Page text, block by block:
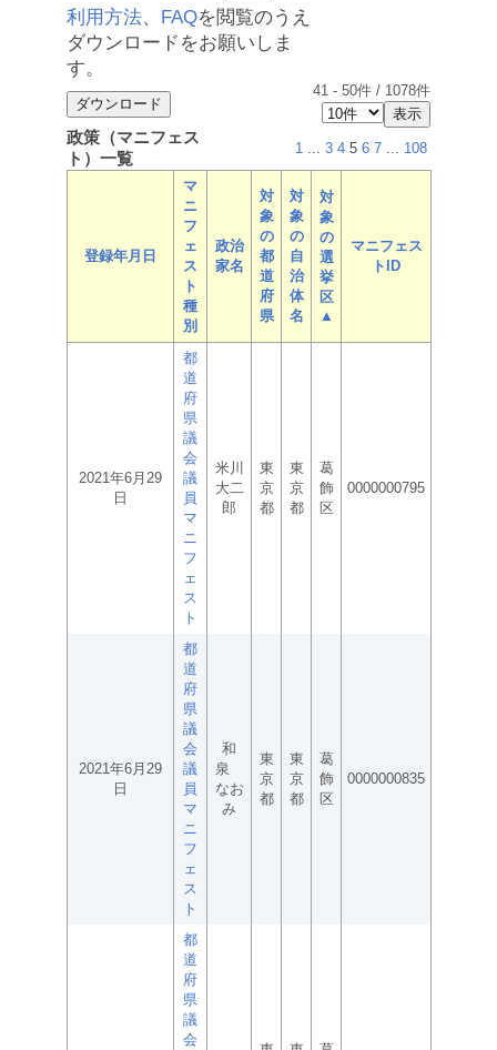
利用方法、 FAQを閲覧のうえ
ダウンロードをお願いしま
す。
41 - 50件 / 1078件
政策（マニフェス
ト）一覧
1 ... 3 4 5 6 7 ... 108
登録年月日
マ
ニ
フ
ェ
ス
ト
種
別
政治
家名
対
象
の
都
道
府
県
対
象
の
自
治
体
名
対
象
の
選
挙
区
▲
マニフェス
トID
2021年6月29
日
都
道
府
県
議
会
議
員
マ
ニ
フ
ェ
ス
ト
米川
大二
郎
東
京
都
東
京
都
葛
飾
区
0000000795
2021年6月29
日
都
道
府
県
議
会
議
員
マ
ニ
フ
ェ
ス
ト
和
泉
なお
み
東
京
都
東
京
都
葛
飾
区
0000000835
都
道
府
県
議
会